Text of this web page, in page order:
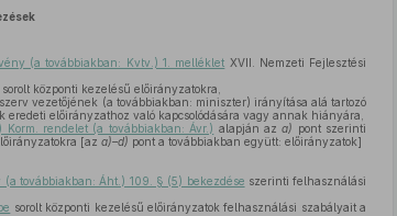
(a továbbiakban: Kvtv.) 1. melléklet XVII. Nemzeti Fejlesztési
sorolt központi kezelésű előirányzatokra,
vezetőjének (a továbbiakban: miniszter) irányítása alá tartozó
előirányzathoz való kapcsolódására vagy annak hiányára,
Korm. rendelet (a továbbiakban: Ávr.) alapján aza) pont szerinti
[az a)–d) pont a továbbiakban együtt: előirányzatok]
(a továbbiakban: Áht.) 109. § (5) bekezdése szerinti felhasználási
sorolt központi kezelésű előirányzatok felhasználási szabályait a